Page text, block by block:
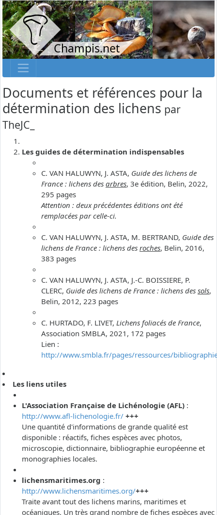
Champis.net
Documents et références pour la
détermination des lichens par
TheJC_
Les guides de détermination indispensables
C. VAN HALUWYN, J. ASTA, Guide des lichens de
France : lichens des arbres, 3e édition, Belin, 2022,
295 pages
Attention : deux précédentes éditions ont été
remplacées par celle-ci.
C. VAN HALUWYN, J. ASTA, M. BERTRAND, Guide des
lichens de France : lichens des roches, Belin, 2016,
383 pages
C. VAN HALUWYN, J. ASTA, J.-C. BOISSIERE, P.
CLERC, Guide des lichens de France : lichens des sols,
Belin, 2012, 223 pages
C. HURTADO, F. LIVET, Lichens foliacés de France,
Association SMBLA, 2021, 172 pages
Lien :
http://www.smbla.fr/pages/ressources/
Les liens utiles
L'Association Française de Lichénologie (AFL) :
http://www.afl-lichenologie.fr/ +++
Une quantité d'informations de grande qualité est
disponible : réactifs, fiches espèces avec photos,
microscopie, dictionnaire, bibliographie européenne et
monographies locales.
lichensmaritimes.org :
http://www.lichensmaritimes.org/+++
Traite avant tout des lichens marins, maritimes et
océaniques. Un très grand nombre de fiches espèces avec